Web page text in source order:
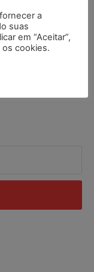
da
a
suas
em “Aceitar”,
os cookies.